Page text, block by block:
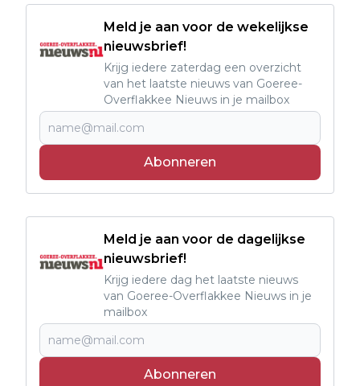
Meld je aan voor de wekelijkse
nieuwsbrief!
Krijg iedere zaterdag een overzicht
van het laatste nieuws van Goeree-
Overflakkee Nieuws in je mailbox
Abonneren
Meld je aan voor de dagelijkse
nieuwsbrief!
Krijg iedere dag het laatste nieuws
van Goeree-Overflakkee Nieuws in je
mailbox
Abonneren